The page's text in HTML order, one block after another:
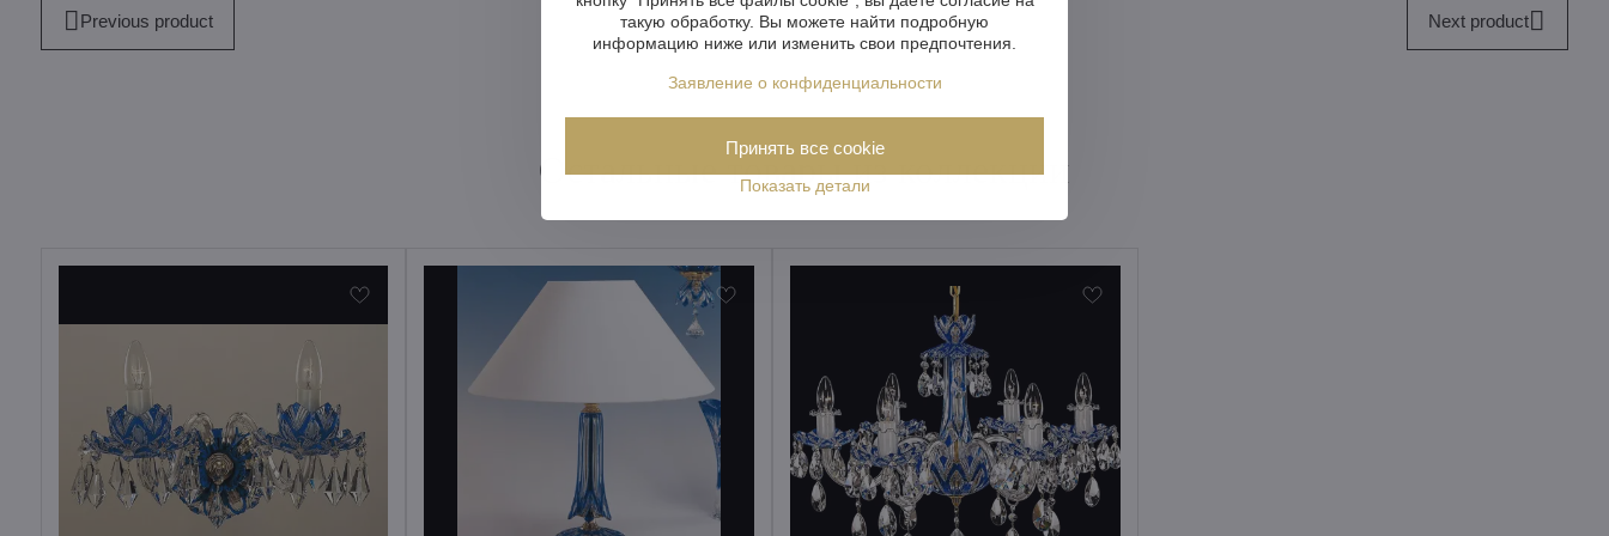
Previous product Next product
Остальные товары из коллекции
такую обработку. Вы можете найти подробную
информацию ниже или изменить свои предпочтения.
Заявление о конфиденциальности
Показать детали
Принять все cookie